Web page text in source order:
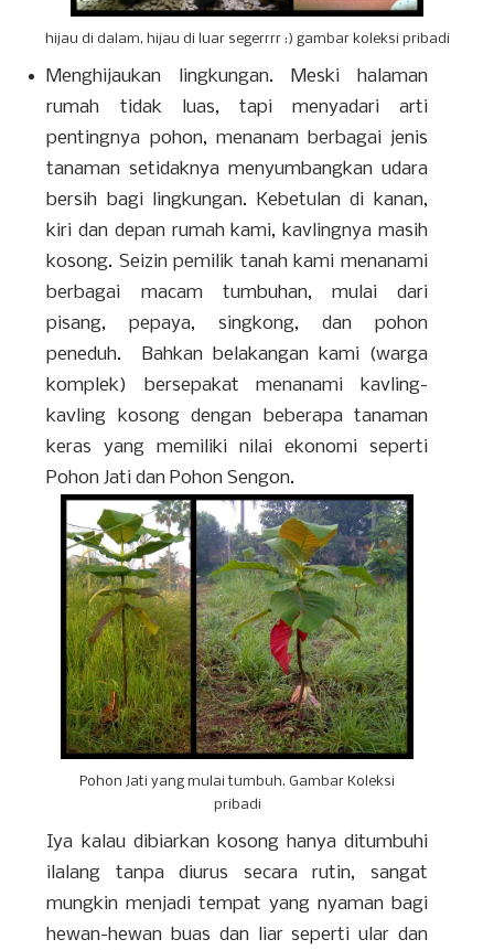
hijau di dalam, hijau di luar segerrrr :) gambar koleksi pribadi
Menghijaukan lingkungan. Meski halaman
rumah tidak luas, tapi menyadari arti
pentingnya pohon, menanam berbagai jenis
tanaman setidaknya menyumbangkan udara
bersih bagi lingkungan. Kebetulan di kanan,
kiri dan depan rumah kami, kavlingnya masih
kosong. Seizin pemilik tanah kami menanami
berbagai macam tumbuhan, mulai dari
pisang, pepaya, singkong, dan pohon
peneduh. Bahkan belakangan kami (warga
komplek) bersepakat menanami kavling-
kavling kosong dengan beberapa tanaman
keras yang memiliki nilai ekonomi seperti
Pohon Jati dan Pohon Sengon.
Pohon Jati yang mulai tumbuh. Gambar Koleksi
pribadi
Iya kalau dibiarkan kosong hanya ditumbuhi
ilalang tanpa diurus secara rutin, sangat
mungkin menjadi tempat yang nyaman bagi
hewan-hewan buas dan liar seperti ular dan